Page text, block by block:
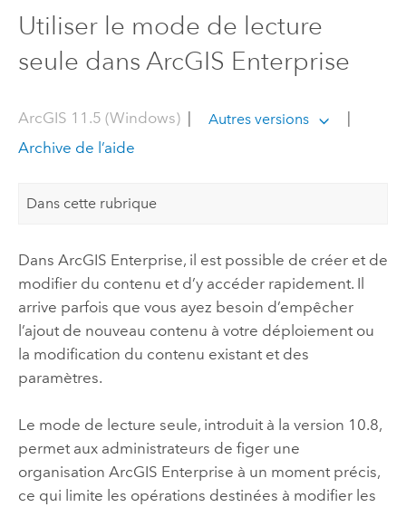
Utiliser le mode de lecture
seule dans ArcGIS Enterprise
ArcGIS 11.5 (Windows)| Autres versions
Archive de l’aide
Dans cette rubrique
Dans ArcGIS Enterprise, il est possible de créer et de
modifier du contenu et d’y accéder rapidement. Il
arrive parfois que vous ayez besoin d’empêcher
l’ajout de nouveau contenu à votre déploiement ou
la modification du contenu existant et des
paramètres.
Le mode de lecture seule, introduit à la version 10.8,
permet aux administrateurs de figer une
organisation ArcGIS Enterprise à un moment précis,
ce qui limite les opérations destinées à modifier les